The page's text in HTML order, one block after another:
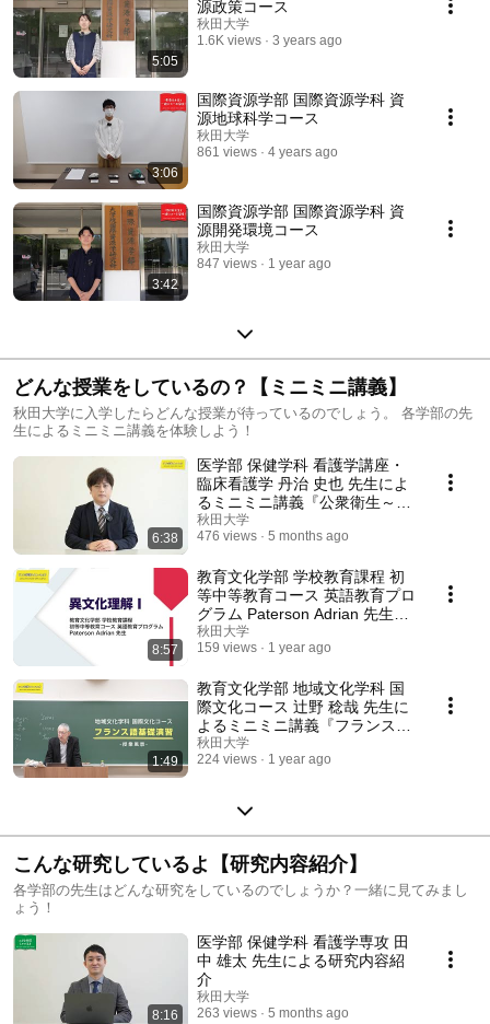
5:05
源政策コース
秋田大学
1.6K views
3 years ago
3:06
国際資源学部 国際資源学科 資
源地球科学コース
秋田大学
861 views
4 years ago
3:42
国際資源学部 国際資源学科 資
源開発環境コース
秋田大学
847 views
1 year ago
どんな授業をしているの？【ミニミニ講義】
秋田大学に入学したらどんな授業が待っているのでしょう。 各学部の先
生によるミニミニ講義を体験しよう！
6:38
医学部 保健学科 看護学講座・
臨床看護学 丹治 史也 先生によ
るミニミニ講義『公衆衛生～集
団の健康を守る～』
秋田大学
476 views
5 months ago
8:57
教育文化学部 学校教育課程 初
等中等教育コース 英語教育プロ
グラム Paterson Adrian 先生に
よるミニミニ講義『異文化理解
Ⅰ』
秋田大学
159 views
1 year ago
1:49
教育文化学部 地域文化学科 国
際文化コース 辻野 稔哉 先生に
よるミニミニ講義『フランス語
基礎演習』
秋田大学
224 views
1 year ago
こんな研究しているよ【研究内容紹介】
各学部の先生はどんな研究をしているのでしょうか？一緒に見てみまし
ょう！
8:16
医学部 保健学科 看護学専攻 田
中 雄太 先生による研究内容紹
介
秋田大学
263 views
5 months ago